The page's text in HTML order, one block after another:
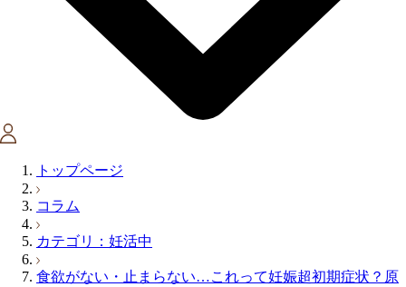
トップページ
コラム
カテゴリ：妊活中
食欲がない・止まらない…これって妊娠超初期症状？原